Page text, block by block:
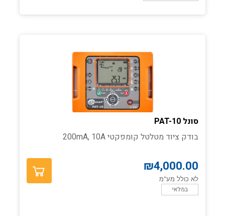
סונל PAT-10
בודק ציוד מטלטל קומפקטי 200mA, 10A
₪4,000.00
לא כולל מע"מ
במלאי